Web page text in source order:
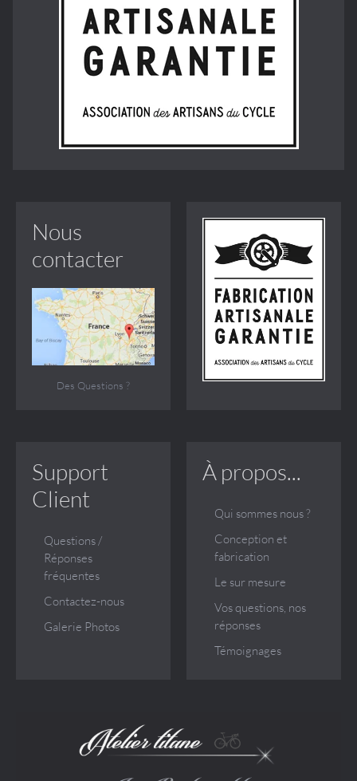
Nous
contacter
Des Questions ?
Support
Client
Questions /
Réponses
fréquentes
Contactez-nous
Galerie Photos
À propos...
Qui sommes nous ?
Conception et
fabrication
Le sur mesure
Vos questions, nos
réponses
Témoignages